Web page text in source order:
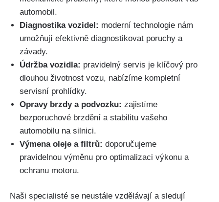
automobil.
Diagnostika vozidel: moderní technologie nám
umožňují efektivně diagnostikovat poruchy a
závady.
Údržba vozidla: pravidelný servis je ⁣klíčový pro​
dlouhou životnost ‌vozu, nabízíme kompletní
servisní prohlídky.
Opravy brzdy a podvozku: zajistíme
bezporuchové brzdění a stabilitu vašeho
automobilu na silnici.
Výmena oleje a filtrů: doporučujeme⁣
pravidelnou⁤ výměnu pro optimalizaci výkonu a‌
ochranu motoru.
Naši​ specialisté se neustále vzdělávají a sledují